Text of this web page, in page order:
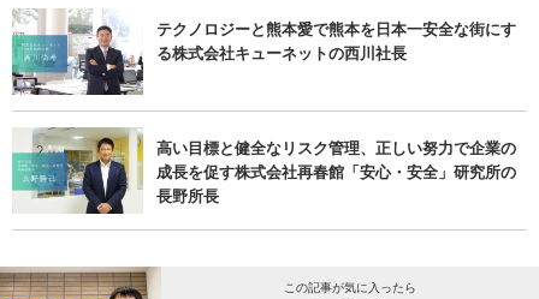
テクノロジーと熊本愛で熊本を日本一安全な街にす
る株式会社キューネットの西川社長
高い目標と健全なリスク管理、正しい努力で企業の
成長を促す株式会社再春館「安心・安全」研究所の
長野所長
この記事が気に入ったら